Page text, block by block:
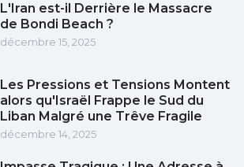
L'Iran est-il Derrière le Massacre
de Bondi Beach ?
décembre 15, 2025
Les Pressions et Tensions Montent
alors qu'Israël Frappe le Sud du
Liban Malgré une Trêve Fragile
décembre 14, 2025